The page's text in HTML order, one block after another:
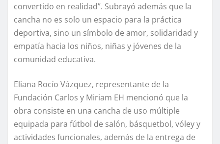
convertido en realidad”. Subrayó además que la
cancha no es solo un espacio para la práctica
deportiva, sino un símbolo de amor, solidaridad y
empatía hacia los niños, niñas y jóvenes de la
comunidad educativa.
Eliana Rocío Vázquez, representante de la
Fundación Carlos y Miriam EH mencionó que la
obra consiste en una cancha de uso múltiple
equipada para fútbol de salón, básquetbol, vóley y
actividades funcionales, además de la entrega de